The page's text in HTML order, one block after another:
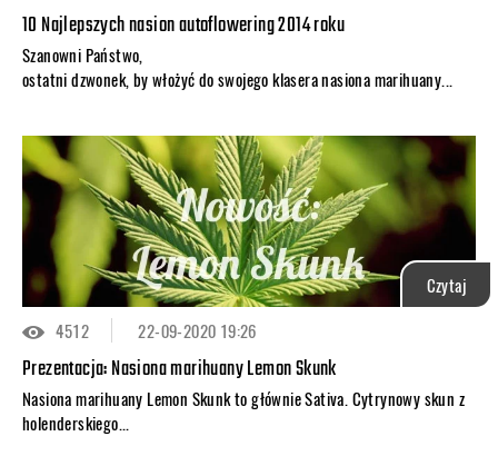
10 Najlepszych nasion autoflowering 2014 roku
Szanowni Państwo,
ostatni dzwonek, by włożyć do swojego klasera nasiona marihuany...
Czytaj
4512
22-09-2020 19:26
Prezentacja: Nasiona marihuany Lemon Skunk
Nasiona marihuany Lemon Skunk to głównie Sativa. Cytrynowy skun z
holenderskiego...